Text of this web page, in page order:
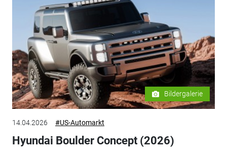
Bildergalerie
14.04.2026 #US-Automarkt
Hyundai Boulder Concept (2026)